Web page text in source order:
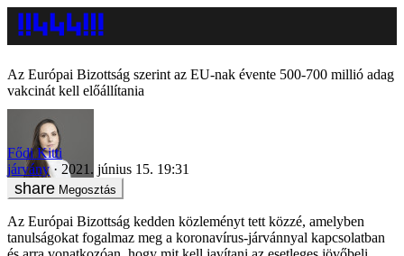
Az Európai Bizottság szerint az EU-nak évente 500-700 millió adag
vakcinát kell előállítania
Fődi Kitti
járvány
2021. június 15. 19:31
Megosztás
Az Európai Bizottság kedden közleményt tett közzé, amelyben
tanulságokat fogalmaz meg a koronavírus-járvánnyal kapcsolatban